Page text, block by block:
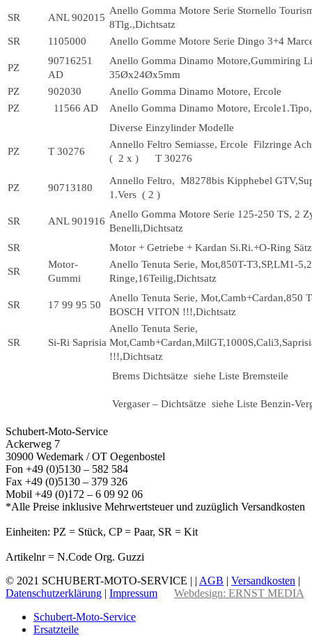
SR ANL 902015
Anello Gomma Motore Serie Stornello
8Tlg.,Dichtsatz
SR
1105000 Anello Gomme Motore Serie Dingo 3+4
PZ
90716251
AD
Anello Gomma Dinamo Motore,Gummiring
35Øx24Øx5mm
PZ
902030
Anello Gomma Dinamo Motore, Ercole
PZ
11566 AD
Anello Gomma Dinamo Motore,
Diverse Einzylinder Modelle
PZ T 30276
Annello Feltro Semiasse, Ercole Filzringe
( 2 x ) T 30276
PZ 90713180
Annello Feltro, M8278bis Kipphebel
1.Vers ( 2 )
SR ANL 901916
Anello Gomma Motore Serie 125-250 TS, 2
Benelli,Dichtsatz
SR
Motor + Getriebe + Kardan Si.Ri.+O-Ring
SR
Motor-
Gummi
Anello Tenuta Serie, Mot,850T-T3,SP,LM1-
Ringe,16Teilig,Dichtsatz
SR 17 99 95 50
Anello Tenuta Serie, Mot,Camb+Cardan,850
BOSCH VITON !!!,Dichtsatz
SR Si-Ri Saprisia
Anello Tenuta Serie,
!!!,Dichtsatz
Brems Dichtsätze siehe Liste Bremsteile
Vergaser – Dichtsätze siehe Liste Benzin-
Schubert-Moto-Service
Ackerweg 7
30900 Wedemark / OT Oegenbostel
Fon +49 (0)5130 – 582 584
Fax +49 (0)5130 – 379 326
Mobil +49 (0)172 – 6 09 92 06
*Alle Preise inklusive Mehrwertsteuer und zuzüglich Versandkosten
Einheiten: PZ = Stück, CP = Paar, SR = Kit
Artikelnr = N.Code Org. Guzzi
© 2021 SCHUBERT-MOTO-SERVICE | | AGB | Versandkosten |
Datenschutzerklärung | Impressum
Webdesign: ERNST MEDIA
Schubert-Moto-Service
Ersatzteile